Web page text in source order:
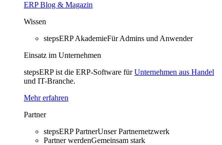
ERP Blog & Magazin
Wissen
stepsERP AkademieFür Admins und Anwender
Einsatz im Unternehmen
stepsERP ist die ERP-Software fürUnternehmen aus Handel
und IT-Branche.
Mehr erfahren
Partner
stepsERP PartnerUnser Partnernetzwerk
Partner werdenGemeinsam stark